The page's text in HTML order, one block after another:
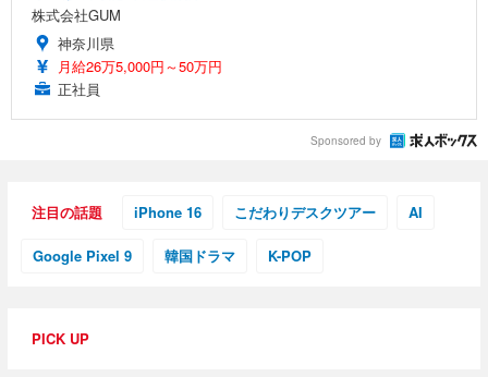
株式会社GUM
神奈川県
月給26万5,000円～50万円
正社員
Sponsored by
注目の話題 iPhone 16 こだわりデスクツアー AI
Google Pixel 9 韓国ドラマ K-POP
PICK UP